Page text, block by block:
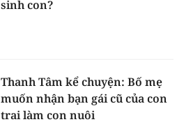
sinh con?
Thanh Tâm kể chuyện: Bố mẹ
muốn nhận bạn gái cũ của con
trai làm con nuôi